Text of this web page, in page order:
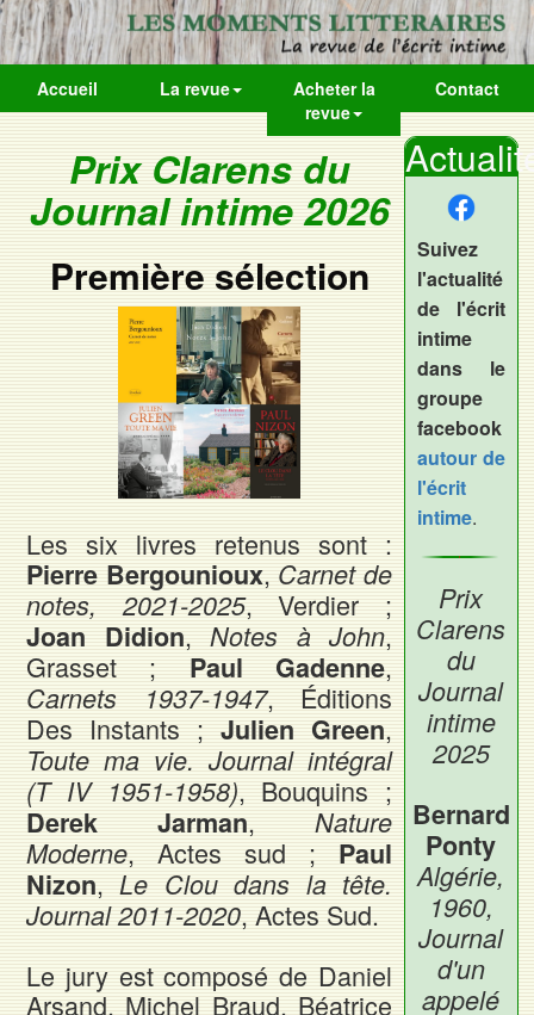
Accueil La revue
Acheter la
revue
Contact
Prix Clarens du
Journal intime 2026
Première sélection
Les six livres retenus sont :
Pierre Bergounioux, Carnet de
notes, 2021-2025, Verdier ;
Joan Didion, Notes à John,
Grasset ; Paul Gadenne,
Carnets 1937-1947, Éditions
Des Instants ; Julien Green,
Toute ma vie. Journal intégral
(T IV 1951-1958), Bouquins ;
Derek Jarman, Nature
Moderne, Actes sud ; Paul
Nizon,Le Clou dans la tête.
Journal 2011-2020, Actes Sud.
Le jury est composé de Daniel
Arsand, Michel Braud, Béatrice
Suivez
l'actualité
de l'écrit
intime
dans le
groupe
facebook
autour de
l'écrit
intime.
Prix
Clarens
du
Journal
intime
2025
Bernard
Ponty
Algérie,
1960,
Journal
d'un
appelé